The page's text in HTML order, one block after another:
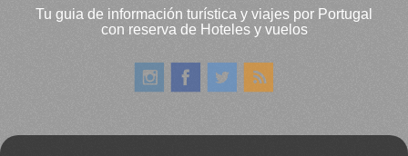
Tu guia de información turística y viajes por Portugal
con reserva de Hoteles y vuelos